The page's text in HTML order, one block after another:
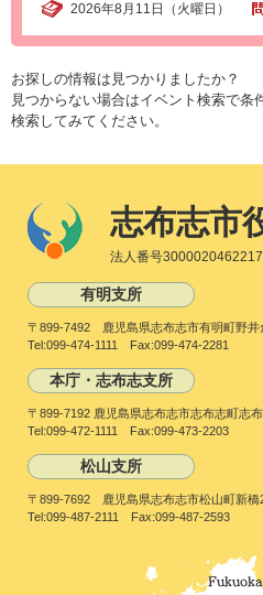
2026年8月11日（火曜日）
お探しの情報は見つかりましたか？
見つからない場合はイベント検索で条
検索してみてください。
志布志市
法人番号3000020462217
有明支所
〒899-7492 鹿児島県志布志市有明町野井
Tel:099-474-1111 Fax:099-474-2281
本庁・志布志支所
〒899-7192 鹿児島県志布志市志布志町志
Tel:099-472-1111 Fax:099-473-2203
松山支所
〒899-7692 鹿児島県志布志市松山町新橋
Tel:099-487-2111 Fax:099-487-2593